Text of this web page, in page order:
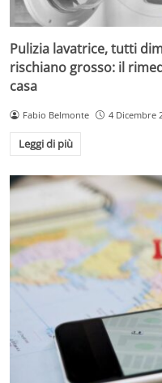
Pulizia lavatrice, tutti
rischiano grosso: il
casa
Fabio Belmonte 4 Dicembre
Leggi di più